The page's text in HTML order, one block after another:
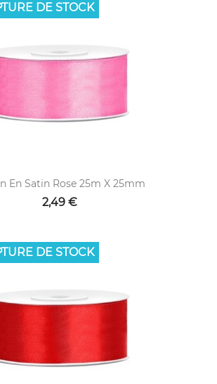
En Satin Rose 25m X 25mm
2,49 €
DE STOCK
DE STOCK